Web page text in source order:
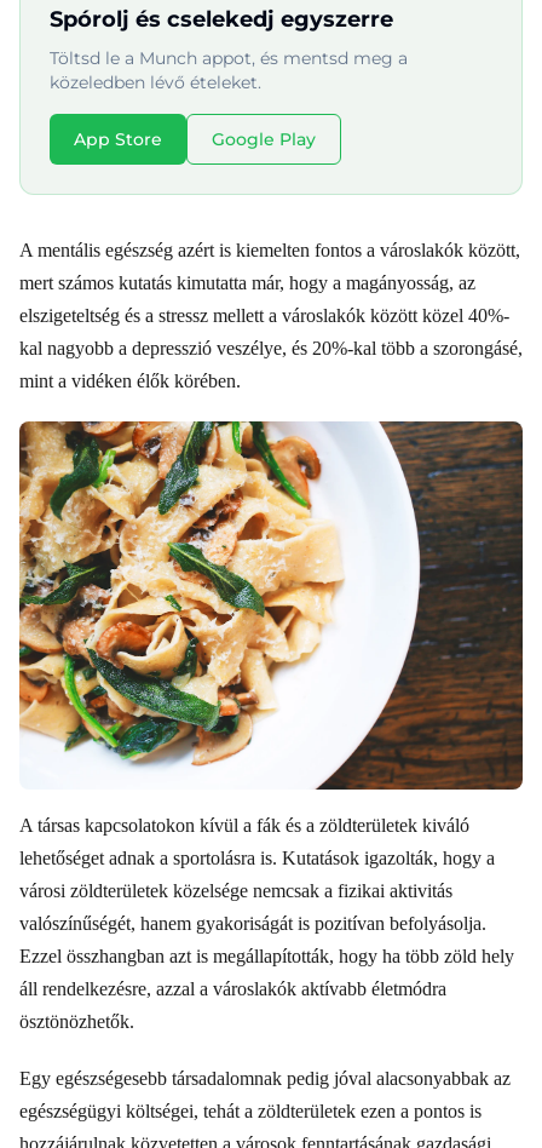
Spórolj és cselekedj egyszerre
Töltsd le a Munch appot, és mentsd meg a
közeledben lévő ételeket.
App Store Google Play
A mentális egészség azért is kiemelten fontos a városlakók között,
mert számos kutatás kimutatta már, hogy a magányosság, az
elszigeteltség és a stressz mellett a városlakók között közel 40%-
kal nagyobb a depresszió veszélye, és 20%-kal több a szorongásé,
mint a vidéken élők körében.
A társas kapcsolatokon kívül a fák és a zöldterületek kiváló
lehetőséget adnak a sportolásra is. Kutatások igazolták, hogy a
városi zöldterületek közelsége nemcsak a fizikai aktivitás
valószínűségét, hanem gyakoriságát is pozitívan befolyásolja.
Ezzel összhangban azt is megállapították, hogy ha több zöld hely
áll rendelkezésre, azzal a városlakók aktívabb életmódra
ösztönözhetők.
Egy egészségesebb társadalomnak pedig jóval alacsonyabbak az
egészségügyi költségei, tehát a zöldterületek ezen a pontos is